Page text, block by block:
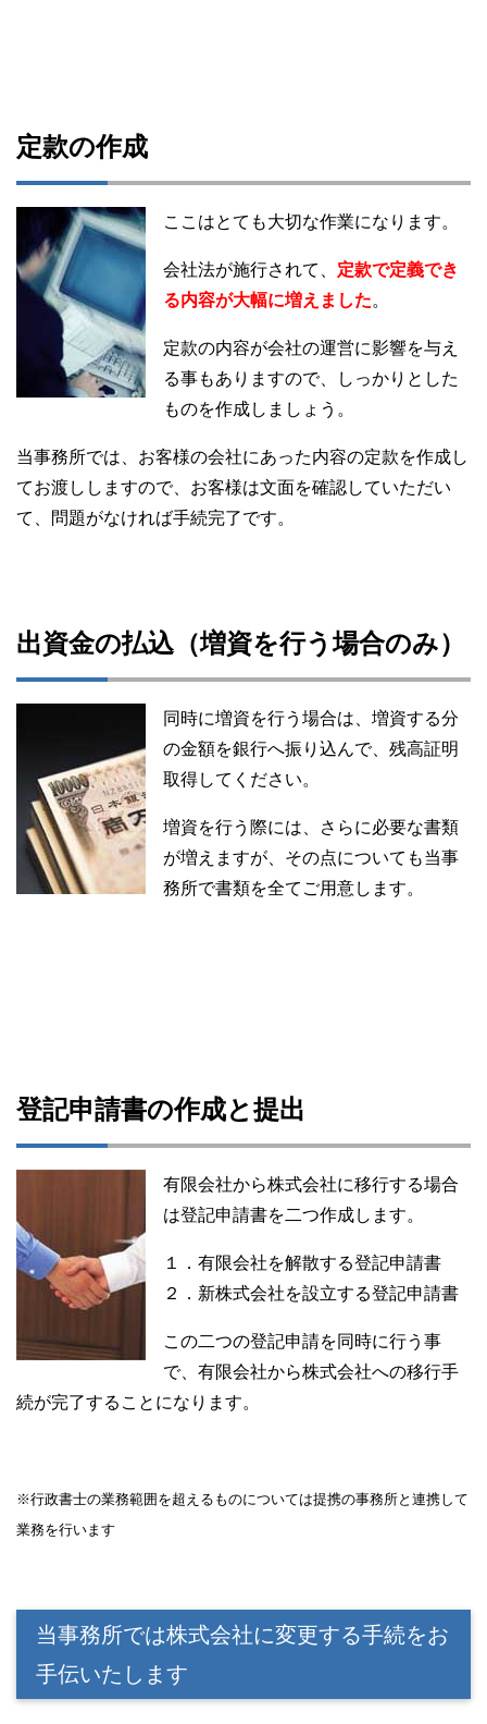
定款の作成
ここはとても大切な作業になります。
会社法が施行されて、 定款で定義でき
る内容が大幅に増えました。
定款の内容が会社の運営に影響を与え
る事もありますので、しっかりとした
ものを作成しましょう。
当事務所では、お客様の会社にあった内容の定款を作成し
てお渡ししますので、お客様は文面を確認していただい
て、問題がなければ手続完了です。
出資金の払込（増資を行う場合のみ）
同時に増資を行う場合は、増資する分
の金額を銀行へ振り込んで、残高証明
取得してください。
増資を行う際には、さらに必要な書類
が増えますが、その点についても当事
務所で書類を全てご用意します。
登記申請書の作成と提出
有限会社から株式会社に移行する場合
は登記申請書を二つ作成します。
１．有限会社を解散する登記申請書
２．新株式会社を設立する登記申請書
この二つの登記申請を同時に行う事
で、有限会社から株式会社への移行手
続が完了することになります。
※行政書士の業務範囲を超えるものについては提携の事務所と連携して
業務を行います
当事務所では株式会社に変更する手続をお
手伝いたします